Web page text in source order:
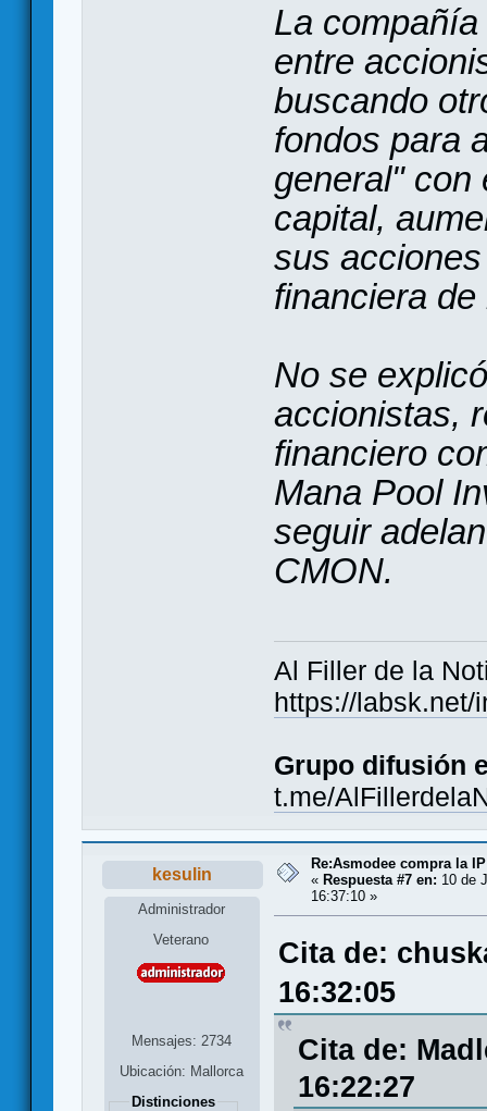
La
entre
buscando
fondos para
general" con
capital,
sus
financiera
No se
accionistas,
financiero
Mana Pool
seguir
CMON.
Al Filler de la
https://labsk.net/
Grupo difusión
t.me/
kesulin
Administrador
Veterano
Mensajes: 2734
Ubicación: Mallorca
Distinciones
Re:Asmodee compra la
« Respuesta #7 en: 10 de
16:37:10 »
Cita de:
16:32:05
Cita de:
16:22:27